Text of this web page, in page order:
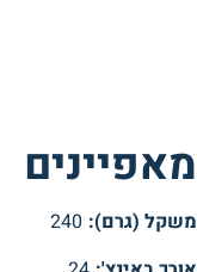
מאפיינים
משקל (גרם): 240